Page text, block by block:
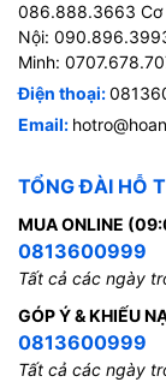
086.888.3663 Cơ
Nội:
Minh:
Điện thoại:
Email:
TỔNG ĐÀI HỖ
MUA ONLINE
0813600999
Tất cả các ngày
GÓP Ý & KHIẾU
0813600999
Tất cả các ngày